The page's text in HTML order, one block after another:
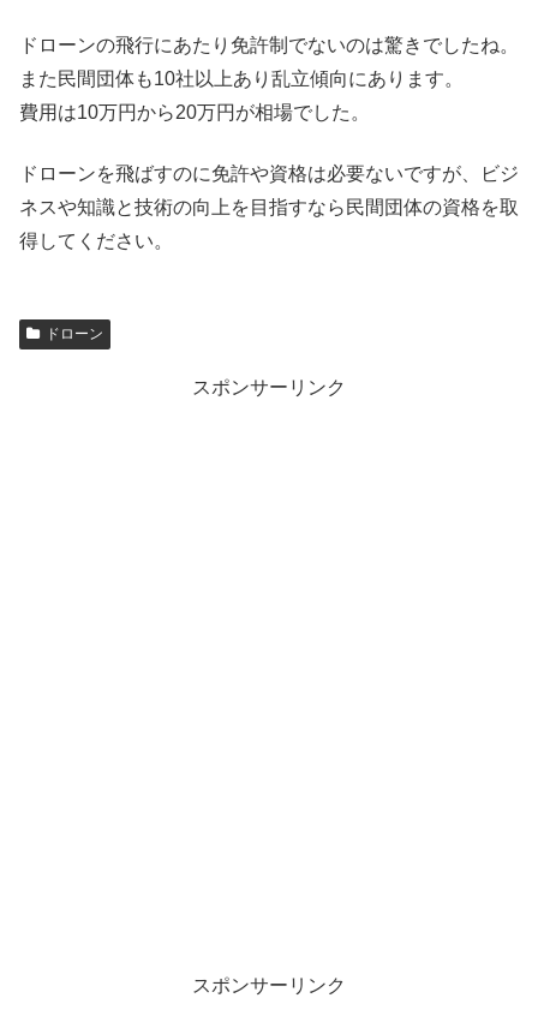
ドローンの飛行にあたり免許制でないのは驚きでしたね。
また民間団体も10社以上あり乱立傾向にあります。
費用は10万円から20万円が相場でした。
ドローンを飛ばすのに免許や資格は必要ないですが、ビジ
ネスや知識と技術の向上を目指すなら民間団体の資格を取
得してください。
ドローン
スポンサーリンク
スポンサーリンク